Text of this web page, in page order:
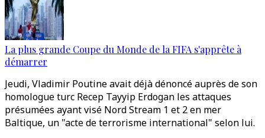
La plus grande Coupe du Monde de la FIFA s'apprête à
démarrer
Jeudi, Vladimir Poutine avait déjà dénoncé auprès de son
homologue turc Recep Tayyip Erdogan les attaques
présumées ayant visé Nord Stream 1 et 2 en mer
Baltique, un "acte de terrorisme international" selon lui.